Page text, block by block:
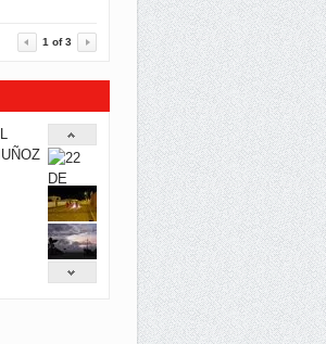
1 of3